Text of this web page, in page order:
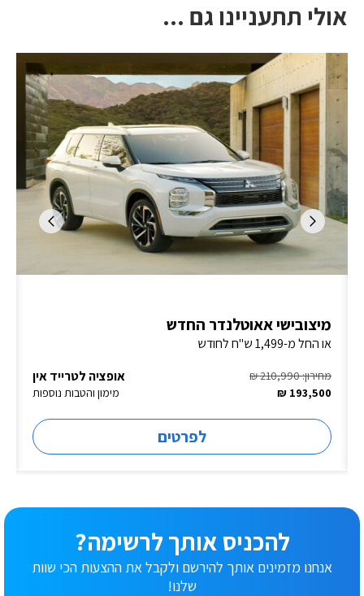
אולי תתעניינו גם ...
מיצובישי אאוטלנדר החדש
או החל מ-1,499 ש"ח לחודש
אופציה לטרייד אין
מחירון: 210,990 ₪
מימון והטבות נוספות
193,500 ₪
לפרטים
להכניס אותך לרשימה?
אנחנו מזמינים אותך להירשם ולקבל את ההצעות הכי שוות
שלנו!